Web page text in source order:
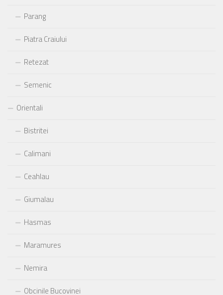
Parang
Piatra Craiului
Retezat
Semenic
Orientali
Bistritei
Calimani
Ceahlau
Giumalau
Hasmas
Maramures
Nemira
Obcinile Bucovinei